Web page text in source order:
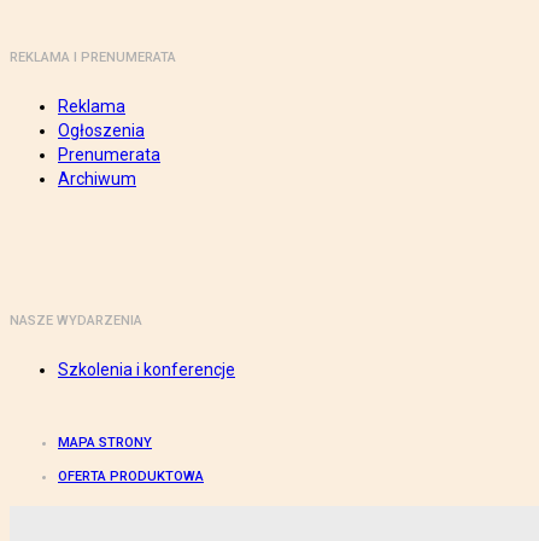
REKLAMA I PRENUMERATA
Reklama
Ogłoszenia
Prenumerata
Archiwum
NASZE WYDARZENIA
Szkolenia i konferencje
MAPA STRONY
OFERTA PRODUKTOWA